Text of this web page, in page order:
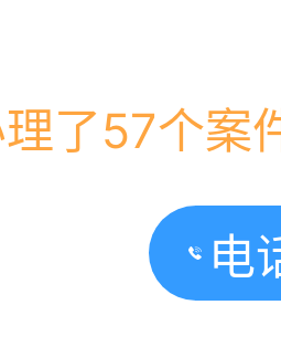
了57个案
电